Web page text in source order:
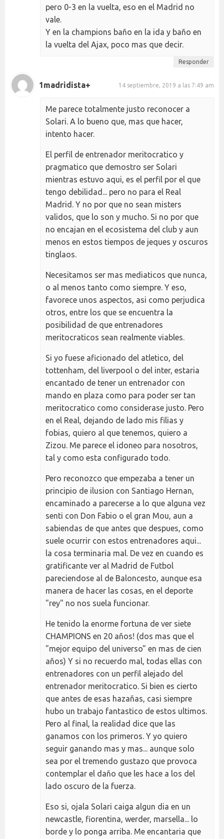
pero 0-3 en la vuelta, eso en el Madrid no
vale.
Y en la champions baño en la ida y baño en
la vuelta del Ajax, poco mas que decir.
Responder
1madridista+ 14 septiembre, 2019 a las 7:49 am
Me parece totalmente justo reconocer a
Solari. A lo bueno que, mas que hacer,
intento hacer.
El perfil de entrenador meritocratico y
pragmatico que demostro ser Solari
mientras estuvo aqui, es el perfil por el que
tengo debilidad... pero no para el Real
Madrid. Y no por que no sean misters
validos, que lo son y mucho. Si no por que
no encajan en el ecosistema del club y aun
menos en estos tiempos de jeques y oscuros
tinglaos.
Necesitamos ser mas mediaticos que nunca,
o al menos tanto como siempre. Y eso,
favorece unos aspectos, asi como perjudica
otros, entre los que se encuentra la
posibilidad de que entrenadores
meritocraticos sean realmente viables.
Si yo fuese aficionado del atletico, del
tottenham, del liverpool o del inter, estaria
encantado de tener un entrenador con
mando en plaza como para poder ser tan
meritocratico como considerase justo. Pero
en el Real, dejando de lado mis filias y
fobias, quiero al que tenemos, quiero a
Zizou. Me parece el idoneo para nosotros,
tal y como esta configurado todo.
Pero reconozco que empezaba a tener un
principio de ilusion con Santiago Hernan,
encaminado a parecerse a lo que alguna vez
senti con Don Fabio o el gran Mou, aun a
sabiendas de que antes que despues, como
suele ocurrir con estos entrenadores aqui...
la cosa terminaria mal. De vez en cuando es
gratificante ver al Madrid de Futbol
pareciendose al de Baloncesto, aunque esa
manera de hacer las cosas, en el deporte
"rey" no nos suela funcionar.
He tenido la enorme fortuna de ver siete
CHAMPIONS en 20 años! (dos mas que el
"mejor equipo del universo" en mas de cien
años) Y si no recuerdo mal, todas ellas con
entrenadores con un perfil alejado del
entrenador meritocratico. Si bien es cierto
que antes de esas hazañas, casi siempre
hubo un trabajo fantastico de estos ultimos.
Pero al final, la realidad dice que las
ganamos con los primeros. Y yo quiero
seguir ganando mas y mas... aunque solo
sea por el tremendo gustazo que provoca
contemplar el daño que les hace a los del
lado oscuro de la fuerza.
Eso si, ojala Solari caiga algun dia en un
newcastle, fiorentina, werder, marsella... lo
borde y lo ponga arriba. Me encantaria que